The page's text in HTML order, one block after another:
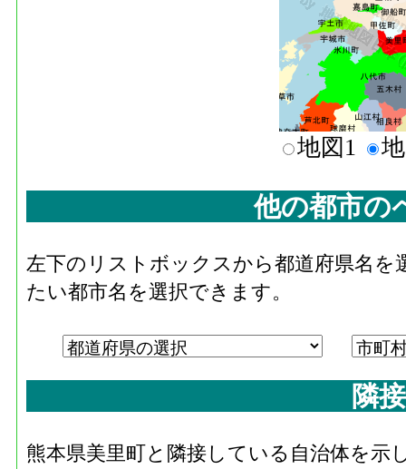
地図1
他の都市の
左下のリストボックスから都道府県名
たい都市名を選択できます。
隣
熊本県美里町と隣接している自治体を示